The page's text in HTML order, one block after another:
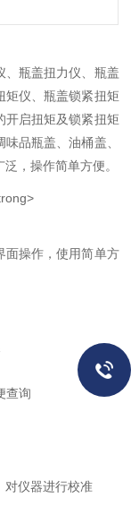
、瓶盖扭力仪、瓶盖
矩仪、瓶盖锁紧扭矩
开启扭矩及锁紧扭矩
品瓶盖、油桶盖、
，操作简单方便。
面操作，使用简单方
查询
对仪器进行校准